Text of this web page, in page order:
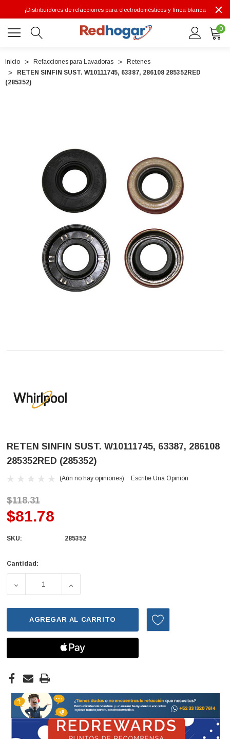
¡Distribuidores de refacciones para electrodomésticos y línea blanca
0
Inicio Refacciones para Lavadoras
Retenes
RETEN SINFIN SUST. W10111745, 63387, 286108 285352RED
(285352)
RETEN SINFIN SUST. W10111745, 63387, 286108
285352RED (285352)
(Aún no hay opiniones) Escribe Una Opinión
$118.31
$81.78
SKU: 285352
Existencias
Cantidad:
AGREGAR AL CARRITO
7614